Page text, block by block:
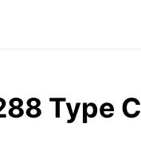
Type